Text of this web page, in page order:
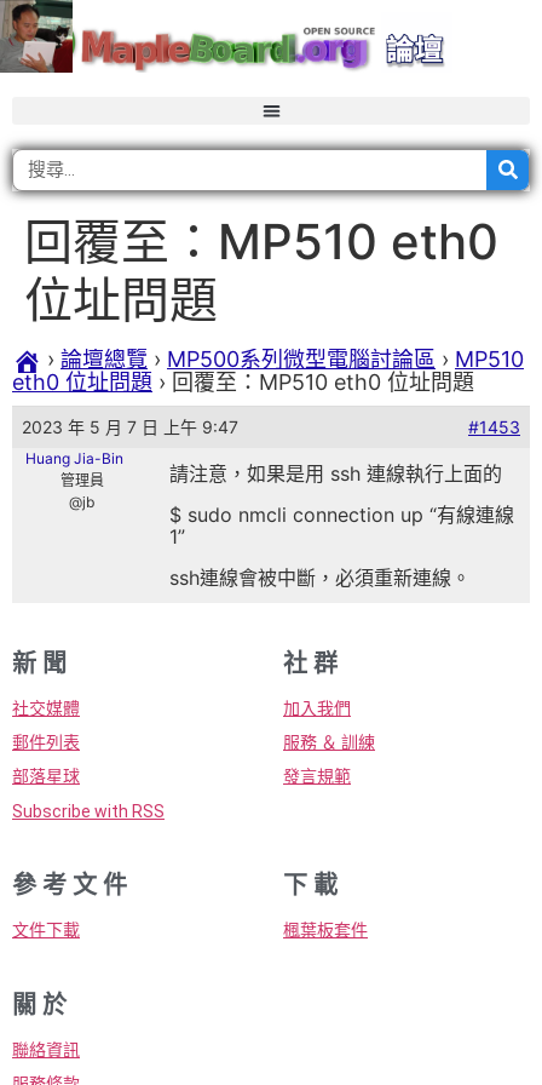
回覆至：MP510 eth0
位址問題
› 論壇總覽 › MP500系列微型電腦討論區 › MP510
eth0 位址問題 › 回覆至：MP510 eth0 位址問題
2023 年 5 月 7 日 上午 9:47 #1453
Huang Jia-Bin
管理員
@jb
請注意，如果是用 ssh 連線執行上面的
$ sudo nmcli connection up “有線連線
1”
ssh連線會被中斷，必須重新連線。
新 聞
社交媒體
郵件列表
部落星球
Subscribe with RSS
社 群
加入我們
服務 ＆ 訓練
發言規範
參 考 文 件
文件下載
下 載
楓葉板套件
關 於
聯絡資訊